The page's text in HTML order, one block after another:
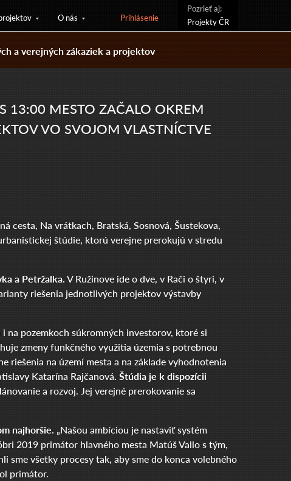
Pozrieť aj:
Projekty ČR
Prihlásenie
O nás
a verejných zákaziek a projektov
13:00 MESTO ZAČALO OKREM
VO SVOJOM VLASTNÍCTVE
cesta, Na vrátkach, Bratská, Sosnová, Šustekova,
štúdie, ktorú verejne prerokujú v stredu
a Petržalka.V Ružinove ide o dve, v Rači o štyri, v
riešenia jednotlivých projektov výstavby
na pozemkoch súkromných investorov, ktoré si
zmeny funkčného využitia územia s potrebnou
na území mesta a na základe vyhodnotenia
Katarína Rajčanová. Štúdia je k dispozícii
a rozvoj. Jej verejné prerokovanie sa
najhoršie. „Našou ambíciou je nastaviť systém
2019 primátor hlavného mesta Matúš Vallo s tým,
všetky procesy tak, aby sme do konca volebného
primátor.